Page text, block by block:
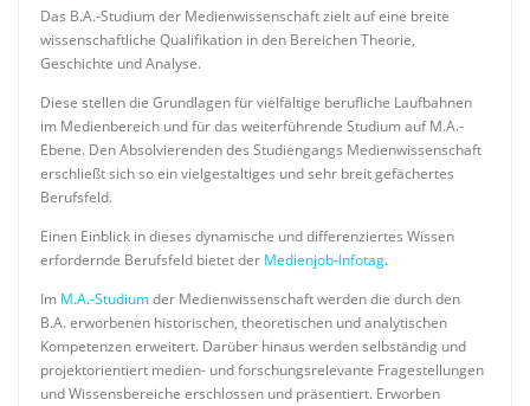
Das B.A.-Studium der Medienwissenschaft zielt auf eine breite
wissenschaftliche Qualifikation in den Bereichen Theorie,
Geschichte und Analyse.
Diese stellen die Grundlagen für vielfältige berufliche Laufbahnen
im Medienbereich und für das weiterführende Studium auf M.A.-
Ebene. Den Absolvierenden des Studiengangs Medienwissenschaft
erschließt sich so ein vielgestaltiges und sehr breit gefächertes
Berufsfeld.
Einen Einblick in dieses dynamische und differenziertes Wissen
erfordernde Berufsfeld bietet der Medienjob-Infotag.
Im M.A.-Studiumder Medienwissenschaft werden die durch den
B.A. erworbenen historischen, theoretischen und analytischen
Kompetenzen erweitert. Darüber hinaus werden selbständig und
projektorientiert medien- und forschungsrelevante Fragestellungen
und Wissensbereiche erschlossen und präsentiert. Erworben